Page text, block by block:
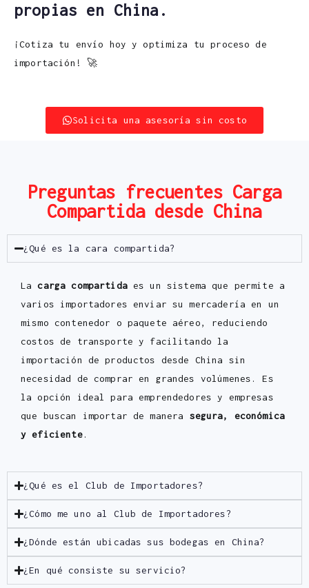
propias en China.
¡Cotiza tu envío hoy y optimiza tu proceso de
importación! 🚀
Solicita una asesoría sin costo
Preguntas frecuentes Carga
Compartida desde China
¿Qué es la cara compartida?
Lacarga compartidaes un sistema que permite a
varios importadores enviar su mercadería en un
mismo contenedor o paquete aéreo, reduciendo
costos de transporte y facilitando la
importación de productos desde China sin
necesidad de comprar en grandes volúmenes. Es
la opción ideal para emprendedores y empresas
que buscan importar de manera segura, económica
y eficiente.
¿Qué es el Club de Importadores?
¿Cómo me uno al Club de Importadores?
¿Dónde están ubicadas sus bodegas en China?
¿En qué consiste su servicio?